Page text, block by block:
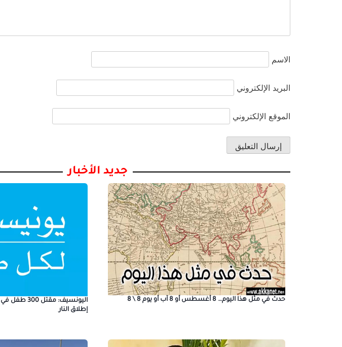
الاسم
البريد الإلكتروني
الموقع الإلكتروني
جديد الأخبار
حدث في مثل هذا اليوم… 8 أغسطس أو 8 آب أو يوم 8 \ 8
إطلاق النار